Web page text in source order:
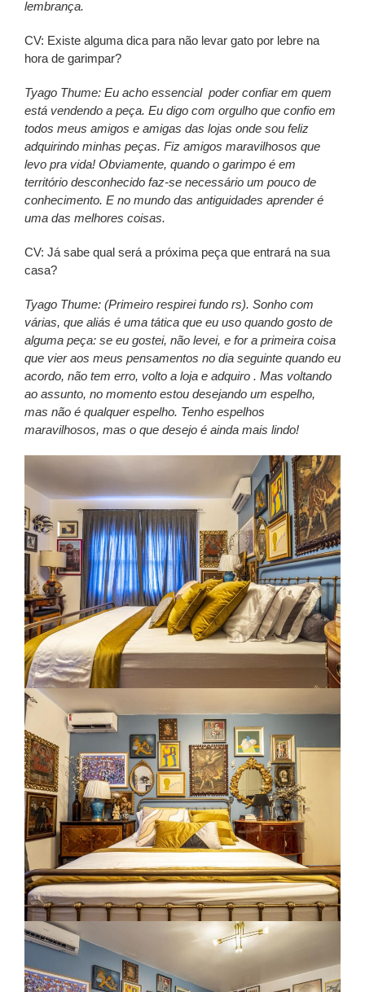
lembrança.
CV: Existe alguma dica para não levar gato por lebre na
hora de garimpar?
Tyago Thume: Eu acho essencial poder confiar em quem
está vendendo a peça. Eu digo com orgulho que confio em
todos meus amigos e amigas das lojas onde sou feliz
adquirindo minhas peças. Fiz amigos maravilhosos que
levo pra vida! Obviamente, quando o garimpo é em
território desconhecido faz-se necessário um pouco de
conhecimento. E no mundo das antiguidades aprender é
uma das melhores coisas.
CV: Já sabe qual será a próxima peça que entrará na sua
casa?
Tyago Thume: (Primeiro respirei fundo rs). Sonho com
várias, que aliás é uma tática que eu uso quando gosto de
alguma peça: se eu gostei, não levei, e for a primeira coisa
que vier aos meus pensamentos no dia seguinte quando eu
acordo, não tem erro, volto a loja e adquiro . Mas voltando
ao assunto, no momento estou desejando um espelho,
mas não é qualquer espelho. Tenho espelhos
maravilhosos, mas o que desejo é ainda mais lindo!